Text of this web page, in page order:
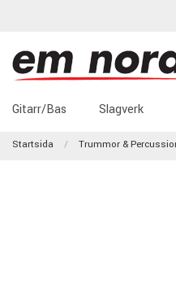
Gitarr/Bas Slagverk
Startsida Trummor &